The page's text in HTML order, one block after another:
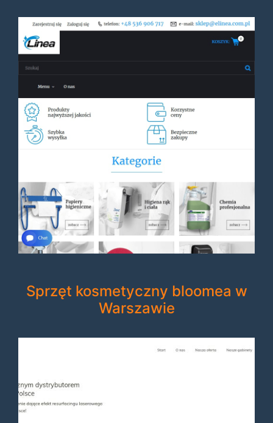
Sprzęt kosmetyczny bloomea w
Warszawie